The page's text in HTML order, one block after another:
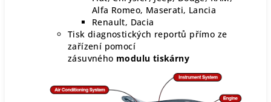
Alfa Romeo, Maserati, Lancia
Renault, Dacia
Tisk diagnostických reportů přímo ze
zařízení pomocí
zásuvného modulu tiskárny